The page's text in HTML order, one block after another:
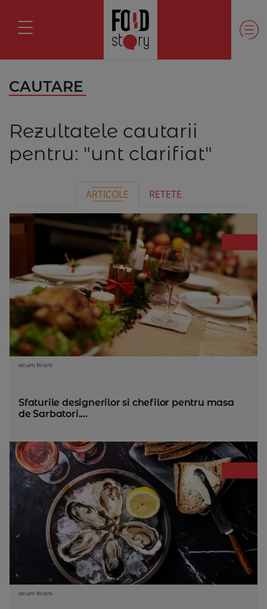
CAUTARE
Rezultatele cautarii
pentru: "unt clarifiat"
ARTICOLE RETETE
acum 10 ani
Sfaturile designerilor si chefilor pentru masa
de Sarbatori....
acum 10 ani